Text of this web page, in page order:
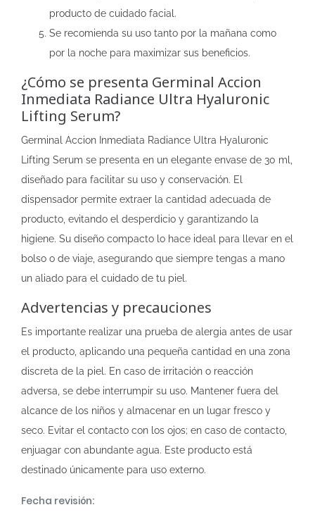
producto de cuidado facial.
Se recomienda su uso tanto por la mañana como
por la noche para maximizar sus beneficios.
¿Cómo se presenta Germinal Accion
Inmediata Radiance Ultra Hyaluronic
Lifting Serum?
Germinal Accion Inmediata Radiance Ultra Hyaluronic
Lifting Serum se presenta en un elegante envase de 30 ml,
diseñado para facilitar su uso y conservación. El
dispensador permite extraer la cantidad adecuada de
producto, evitando el desperdicio y garantizando la
higiene. Su diseño compacto lo hace ideal para llevar en el
bolso o de viaje, asegurando que siempre tengas a mano
un aliado para el cuidado de tu piel.
Advertencias y precauciones
Es importante realizar una prueba de alergia antes de usar
el producto, aplicando una pequeña cantidad en una zona
discreta de la piel. En caso de irritación o reacción
adversa, se debe interrumpir su uso. Mantener fuera del
alcance de los niños y almacenar en un lugar fresco y
seco. Evitar el contacto con los ojos; en caso de contacto,
enjuagar con abundante agua. Este producto está
destinado únicamente para uso externo.
Fecha revisión: